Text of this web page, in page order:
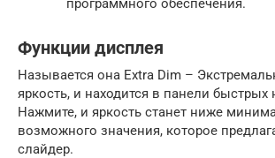
программного обеспечения.
Функции дисплея
Называется она Extra Dim –
яркость, и находится в панели быстрых
Нажмите, и яркость станет ниже
возможного значения, которое
слайдер.